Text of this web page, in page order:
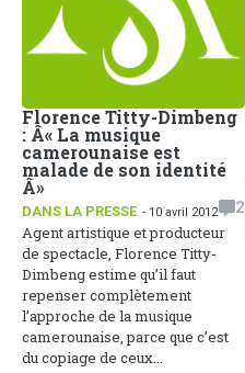
Florence Titty-Dimbeng
: Â« La musique
camerounaise est
malade de son identité
Â»
DANS LA PRESSE - 10 avril 2012
2
Agent artistique et producteur
de spectacle, Florence Titty-
Dimbeng estime qu’il faut
repenser complètement
l’approche de la musique
camerounaise, parce que c’est
du copiage de ceux...